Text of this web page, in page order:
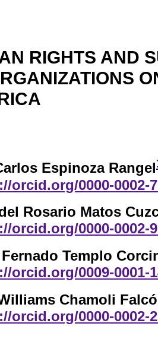
RIGHTS AND
Espinoza Rangel
orcid.org/0000-0002-
Rosario Matos
orcid.org/0000-0002-
Templo
orcid.org/0009-0001-
Chamoli
orcid.org/0000-0002-